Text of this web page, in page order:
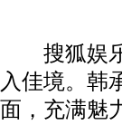
搜狐娱乐
入佳境。韩
面，充满魅